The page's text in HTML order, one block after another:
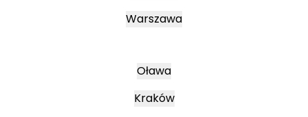
Warszawa
Oława
Kraków